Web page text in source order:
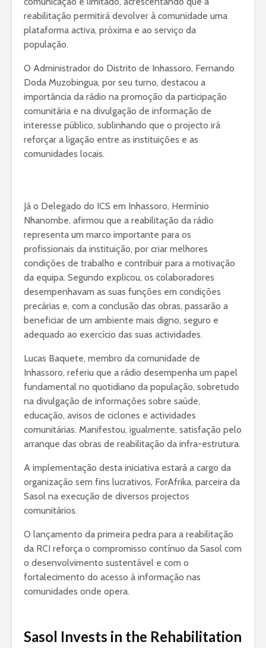
reabilitação permitirá devolver à comunidade uma
plataforma activa, próxima e ao serviço da
população.
O Administrador do Distrito de Inhassoro, Fernando
Doda Muzobingua, por seu turno, destacou a
importância da rádio na promoção da participação
comunitária e na divulgação de informação de
interesse público, sublinhando que o projecto irá
reforçar a ligação entre as instituições e as
comunidades locais.
Já o Delegado do ICS em Inhassoro, Hermínio
Nhanombe, afirmou que a reabilitação da rádio
representa um marco importante para os
profissionais da instituição, por criar melhores
condições de trabalho e contribuir para a motivação
da equipa. Segundo explicou, os colaboradores
desempenhavam as suas funções em condições
precárias e, com a conclusão das obras, passarão a
beneficiar de um ambiente mais digno, seguro e
adequado ao exercício das suas actividades.
Lucas Baquete, membro da comunidade de
Inhassoro, referiu que a rádio desempenha um papel
fundamental no quotidiano da população, sobretudo
na divulgação de informações sobre saúde,
educação, avisos de ciclones e actividades
comunitárias. Manifestou, igualmente, satisfação pelo
arranque das obras de reabilitação da infra-estrutura.
A implementação desta iniciativa estará a cargo da
organização sem fins lucrativos, ForAfrika, parceira da
Sasol na execução de diversos projectos
comunitários.
O lançamento da primeira pedra para a reabilitação
da RCI reforça o compromisso contínuo da Sasol com
o desenvolvimento sustentável e com o
fortalecimento do acesso à informação nas
comunidades onde opera.
Sasol Invests in the Rehabilitation